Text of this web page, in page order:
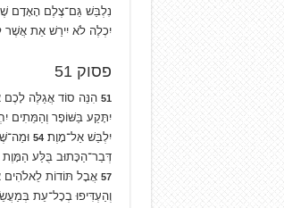
נִלְבַּשׁ גַּם־צֶלֶם הָאָדָם
יִכְלֶה לֹא יִירַשׁ אֵת אֲשֶׁר
פסוק 51
51 הִנֵּה סוֹד אֲגַלֶּה לָכֶם
יִתָּקַע בַּשּׁוֹפָר וְהַמֵּתִים
יִלְבַּשׁ אַל־מָוֶת׃54
דְּבַר־הַכָּתוּב בֻּלַּע הַמָּוֶת
57 אֲבָל תּוֹדוֹת לֵאלֹהִים
וְהַעְדִּיפוּ בְכָל־עֵת